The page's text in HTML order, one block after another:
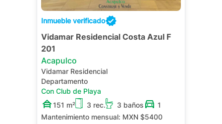
Inmueble verificado
Vidamar Residencial Costa Azul F
201
Acapulco
Vidamar Residencial
Departamento
Con Club de Playa
151 m²
3 rec. 3 baños
1
Mantenimiento mensual: MXN $5400